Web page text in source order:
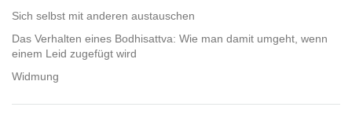
Sich selbst mit anderen austauschen
Das Verhalten eines Bodhisattva: Wie man damit umgeht, wenn
einem Leid zugefügt wird
Widmung